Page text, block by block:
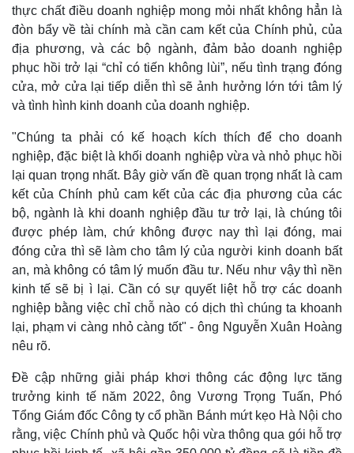
thực chất điều doanh nghiệp mong mỏi nhất không hẳn là
đòn bẩy về tài chính mà cần cam kết của Chính phủ, của
địa phương, và các bộ ngành, đảm bảo doanh nghiệp
phục hồi trở lại “chỉ có tiến không lùi”, nếu tình trạng đóng
cửa, mở cửa lại tiếp diễn thì sẽ ảnh hưởng lớn tới tâm lý
và tình hình kinh doanh của doanh nghiệp.
"Chúng ta phải có kế hoạch kích thích để cho doanh
nghiệp, đặc biệt là khối doanh nghiệp vừa và nhỏ phục hồi
lại quan trọng nhất. Bây giờ vấn đề quan trọng nhất là cam
kết của Chính phủ cam kết của các địa phương của các
bộ, ngành là khi doanh nghiệp đầu tư trở lại, là chúng tôi
được phép làm, chứ không được nay thì lại đóng, mai
đóng cửa thì sẽ làm cho tâm lý của người kinh doanh bất
an, mà không có tâm lý muốn đầu tư. Nếu như vậy thì nền
kinh tế sẽ bị ì lại. Cần có sự quyết liệt hỗ trợ các doanh
nghiệp bằng việc chỉ chỗ nào có dịch thì chúng ta khoanh
lại, phạm vi càng nhỏ càng tốt" - ông Nguyễn Xuân Hoàng
nêu rõ.
Đề cập những giải pháp khơi thông các động lực tăng
trưởng kinh tế năm 2022, ông Vương Trọng Tuấn, Phó
Tổng Giám đốc Công ty cổ phần Bánh mứt kẹo Hà Nội cho
rằng, việc Chính phủ và Quốc hội vừa thông qua gói hỗ trợ